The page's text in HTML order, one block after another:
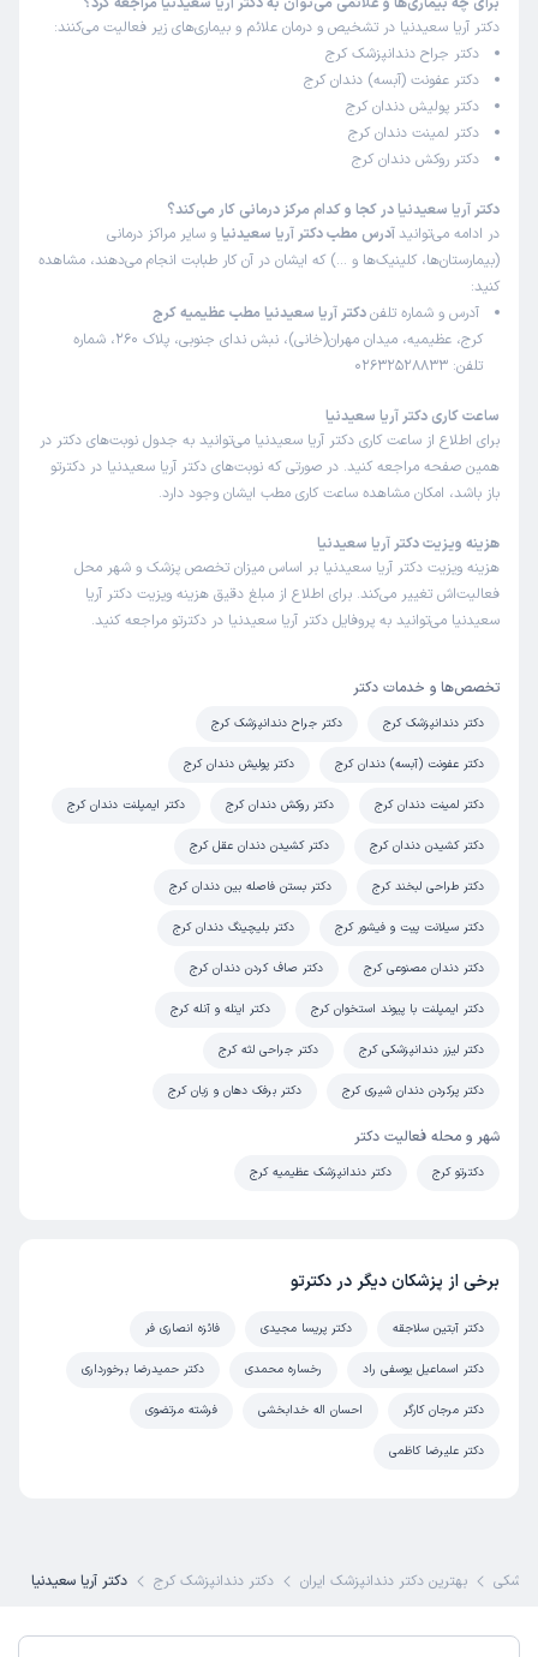
دکتر آریا سعیدنیا در تشخیص و درمان علائم و بیماری‌های زیر فعالیت می‌کنند:
دکتر جراح دندانپزشک کرج
دکتر عفونت (آبسه) دندان کرج
دکتر پولیش دندان کرج
دکتر لمینت دندان کرج
دکتر روکش دندان کرج
دکتر آریا سعیدنیا در کجا و کدام مرکز درمانی کار می‌کند؟
در ادامه می‌توانید آدرس مطب دکتر آریا سعیدنیا و سایر مراکز درمانی
(بیمارستان‌ها، کلینیک‌ها و …) که ایشان در آن کار طبابت انجام می‌دهند، مشاهده
کنید:
آدرس و شماره تلفندکتر آریا سعیدنیا مطب عظیمیه کرج
کرج، عظیمیه، میدان مهران(خانی)، نبش ندای جنوبی، پلاک 260، شماره
تلفن: 02632528833
ساعت کاری دکتر آریا سعیدنیا
برای اطلاع از ساعت کاری دکتر آریا سعیدنیا می‌توانید به جدول نوبت‌های دکتر در
همین صفحه مراجعه کنید. در صورتی که نوبت‌های دکتر آریا سعیدنیا در دکترتو
باز باشد، امکان مشاهده ساعت کاری مطب ایشان وجود دارد.
هزینه ویزیت دکتر آریا سعیدنیا
هزینه ویزیت دکتر آریا سعیدنیا بر اساس میزان تخصص پزشک و شهر محل
فعالیت‌اش تغییر می‌کند. برای اطلاع از مبلغ دقیق هزینه ویزیت دکتر آریا
سعیدنیا می‌توانید به پروفایل دکتر آریا سعیدنیا در دکترتو مراجعه کنید.
تخصص‌ها و خدمات دکتر
دکتر دندانپزشک کرج دکتر جراح دندانپزشک کرج
دکتر عفونت (آبسه) دندان کرج دکتر پولیش دندان کرج
دکتر لمینت دندان کرج دکتر روکش دندان کرج دکتر ایمپلنت دندان کرج
دکتر کشیدن دندان کرج دکتر کشیدن دندان عقل کرج
دکتر طراحی لبخند کرج دکتر بستن فاصله بین دندان کرج
دکتر سیلانت پیت و فیشور کرج دکتر بلیچینگ دندان کرج
دکتر دندان مصنوعی کرج دکتر صاف کردن دندان کرج
دکتر ایمپلنت با پیوند استخوان کرج دکتر اینله و آنله کرج
دکتر لیزر دندانپزشکی کرج دکتر جراحی لثه کرج
دکتر پرکردن دندان شیری کرج دکتر برفک دهان و زبان کرج
شهر و محله فعالیت دکتر
دکترتو کرج دکتر دندانپزشک عظیمیه کرج
برخی از پزشکان دیگر در دکترتو
دکتر آبتین سلاجقه دکتر پریسا مجیدی فائزه انصاری فر
دکتر اسماعیل یوسفی راد رخساره محمدی دکتر حمیدرضا برخورداری
دکتر مرجان کارگر احسان اله خدابخشی فرشته مرتضوی
دکتر علیرضا کاظمی
بهترین دکتر دندانپزشک ایران دکتر دندانپزشک کرج دکتر آریا سعیدنیا